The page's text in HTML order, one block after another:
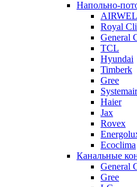
Напольно-
Royal
General
TCL
Hyundai
Timberk
Gree
Systemair
Haier
Jax
Rovex
Ecoclima
Канальные
General
Gree